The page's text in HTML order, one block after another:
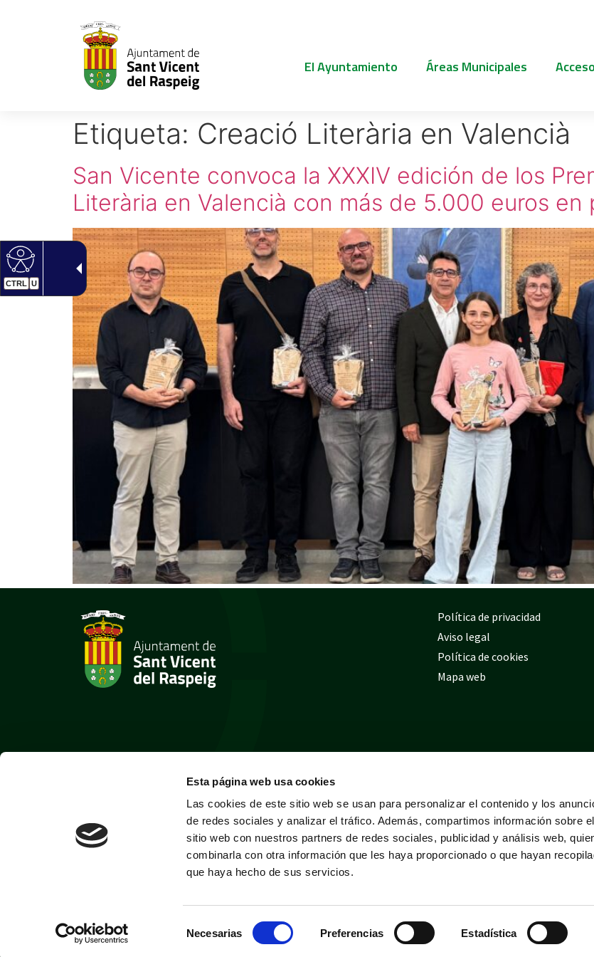
CTRL U
Esta página web usa cookies
Las cookies de este sitio web se usan para personalizar el contenido y los
de redes sociales y analizar el tráfico. Además, compartimos información sobre
sitio web con nuestros partners de redes sociales, publicidad y análisis web,
combinarla con otra información que les haya proporcionado o que hayan
que haya hecho de sus servicios.
de
Necesarias Preferencias Estadística
El Ayuntamiento Áreas Municipales
Etiqueta: Creació Literària en Valencià
San Vicente convoca la XXXIV edición de los
Literària en Valencià con más de 5.000 euros en
Política de privacidad
Aviso legal
Política de cookies
Mapa web
Desarrollado porTrestristestigres